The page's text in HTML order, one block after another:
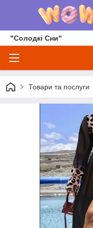
"Солодкі Сни"
Товари та послуги